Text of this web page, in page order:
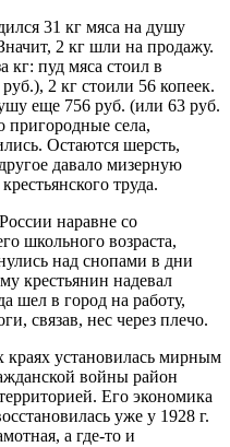
31 кг мяса на душу
2 кг шли на продажу.
кг: пуд мяса стоил в
2 кг стоили 56 копеек.
еще 756 руб. (или 63 руб.
пригородные села,
Остаются шерсть,
давало мизерную
труда.
наравне со
школьного возраста,
над снопами в дни
крестьянин надевал
шел в город на работу,
связав, нес через плечо.
краях установилась мирным
войны район
Его экономика
уже у 1928 г.
а где-то и